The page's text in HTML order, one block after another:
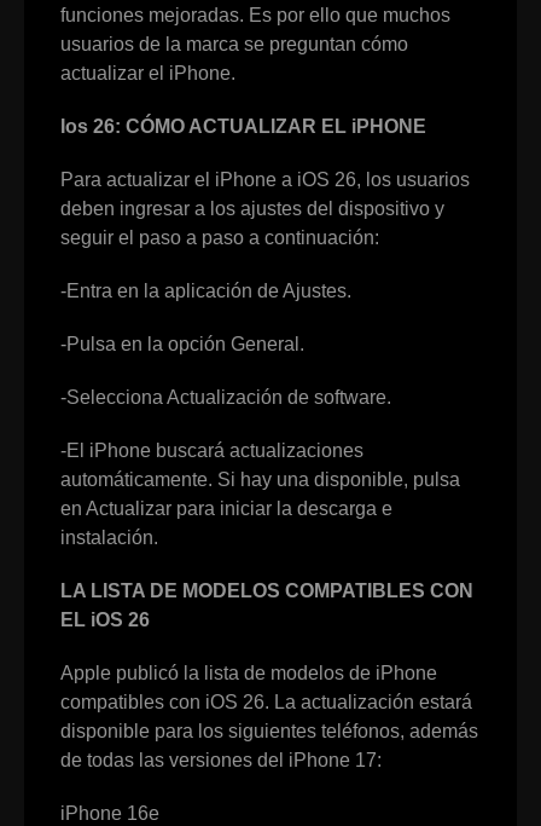
funciones mejoradas. Es por ello que muchos
usuarios de la marca se preguntan cómo
actualizar el iPhone.
Ios 26: CÓMO ACTUALIZAR EL iPHONE
Para actualizar el iPhone a iOS 26, los usuarios
deben ingresar a los ajustes del dispositivo y
seguir el paso a paso a continuación:
-Entra en la aplicación de Ajustes.
-Pulsa en la opción General.
-Selecciona Actualización de software.
-El iPhone buscará actualizaciones
automáticamente. Si hay una disponible, pulsa
en Actualizar para iniciar la descarga e
instalación.
LA LISTA DE MODELOS COMPATIBLES CON
EL iOS 26
Apple publicó la lista de modelos de iPhone
compatibles con iOS 26. La actualización estará
disponible para los siguientes teléfonos, además
de todas las versiones del iPhone 17:
iPhone 16e